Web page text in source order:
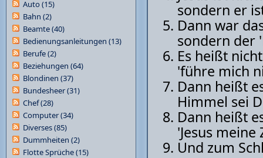
sondern er
Dann war
sondern der
Es heißt
'führe mich
Dann heißt
Himmel sei
Dann heißt
'Jesus meine
Und zum
Auto(15)
Bahn (2)
Beamte(40)
Bedienungsanleitungen (13)
Berufe(2)
Beziehungen (64)
Blondinen (37)
Bundesheer(31)
Chef(28)
Computer(34)
Diverses(85)
Dummheiten (2)
Flotte Sprüche(15)